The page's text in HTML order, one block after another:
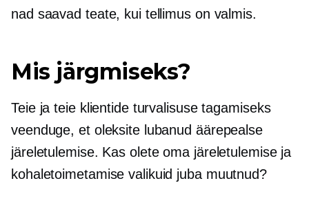
nad saavad teate, kui tellimus on valmis.
Mis järgmiseks?
Teie ja teie klientide turvalisuse tagamiseks
veenduge, et oleksite lubanud äärepealse
järeletulemise. Kas olete oma järeletulemise ja
kohaletoimetamise valikuid juba muutnud?